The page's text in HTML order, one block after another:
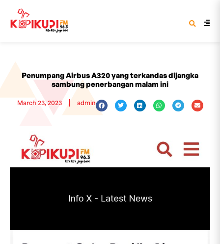
Penumpang Airbus A320 yang terkandas dijangka
sambung penerbangan malam ini
March 23, 2023 admin